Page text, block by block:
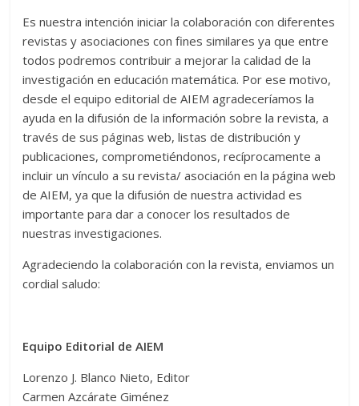
Es nuestra intención iniciar la colaboración con diferentes
revistas y asociaciones con fines similares ya que entre
todos podremos contribuir a mejorar la calidad de la
investigación en educación matemática. Por ese motivo,
desde el equipo editorial de AIEM agradeceríamos la
ayuda en la difusión de la información sobre la revista, a
través de sus páginas web, listas de distribución y
publicaciones, comprometiéndonos, recíprocamente a
incluir un vínculo a su revista/ asociación en la página web
de AIEM, ya que la difusión de nuestra actividad es
importante para dar a conocer los resultados de
nuestras investigaciones.
Agradeciendo la colaboración con la revista, enviamos un
cordial saludo:
Equipo Editorial de AIEM
Lorenzo J. Blanco Nieto, Editor
Carmen Azcárate Giménez